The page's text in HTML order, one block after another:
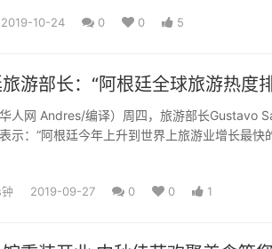
2019-10-24 0 0 5
游部长：“阿根廷全球旅游热度
华人网 Andres/编译）周四，旅游部长Gustavo
示：“阿根廷今年上升到世界上旅游业增长最快
2019-09-27 0 0 1